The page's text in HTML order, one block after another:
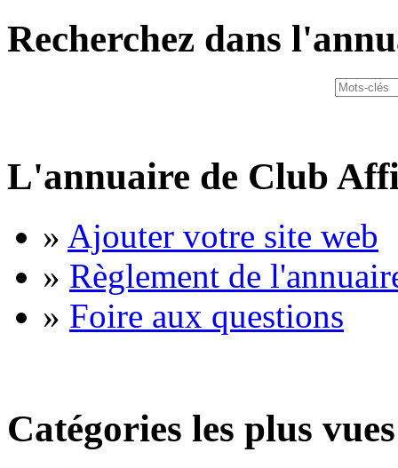
Recherchez dans
L'annuaire de Club
» Ajouter votre site web
» Règlement de
» Foire aux questions
Catégories les plus vues